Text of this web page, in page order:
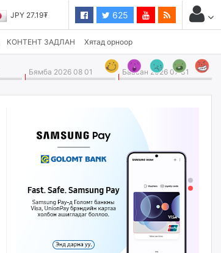
JPY 27.19₮ 625
КОНТЕНТ ЗАДЛАН Хятад орноор
Бямба 2026 08 01 Баасан 2026 07 31